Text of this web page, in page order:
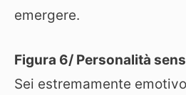
emergere.
Figura 6/ Personalità
Sei estremamente